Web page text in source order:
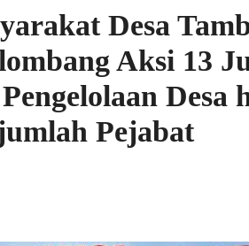
Desa
Aksi 13
Desa
Pejabat